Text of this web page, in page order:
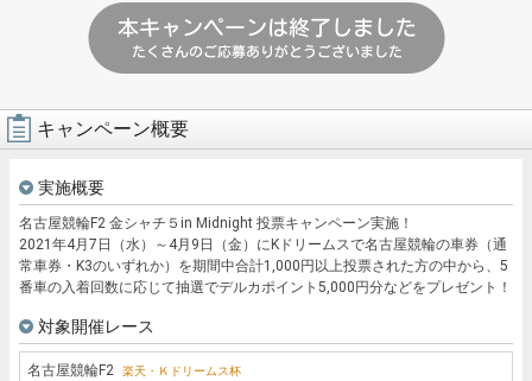
キャンペーン概要
実施概要
名古屋競輪F2 金シャチ５in Midnight 投票キャンペーン実施！
2021年4月7日（水）～4月9日（金）にKドリームスで名古屋競輪の車券（通
常車券・K3のいずれか）を期間中合計1,000円以上投票された方の中から、5
番車の入着回数に応じて抽選でデルカポイント5,000円分などをプレゼント！
対象開催レース
名古屋競輪F2 楽天・Ｋドリームス杯